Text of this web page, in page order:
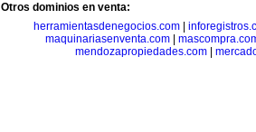
Otros dominios en venta:
herramientasdenegocios.com|
maquinariasenventa.com|
mendozapropiedades.com|